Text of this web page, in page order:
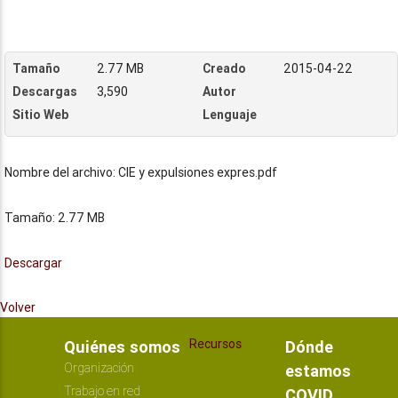
Tamaño 2.77 MB Creado
2015-04-22
Descargas
3,590
Autor
Sitio Web
Lenguaje
Nombre del archivo: CIE y expulsiones expres.pdf
Tamaño: 2.77 MB
Descargar
Volver
Quiénes somos
Organización
Trabajo en red
Recursos
Dónde
estamos